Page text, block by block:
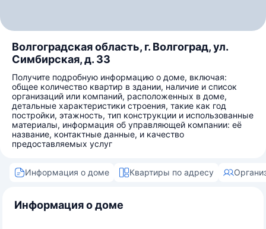
Волгоградская область, г. Волгоград, ул.
Симбирская, д. 33
Получите подробную информацию о доме, включая:
общее количество квартир в здании, наличие и список
организаций или компаний, расположенных в доме,
детальные характеристики строения, такие как год
постройки, этажность, тип конструкции и использованные
материалы, информация об управляющей компании: её
название, контактные данные, и качество
предоставляемых услуг
Информация о доме Квартиры по адресу
Информация о доме